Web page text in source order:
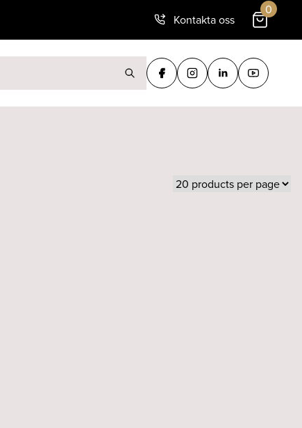
Kontakta oss
0